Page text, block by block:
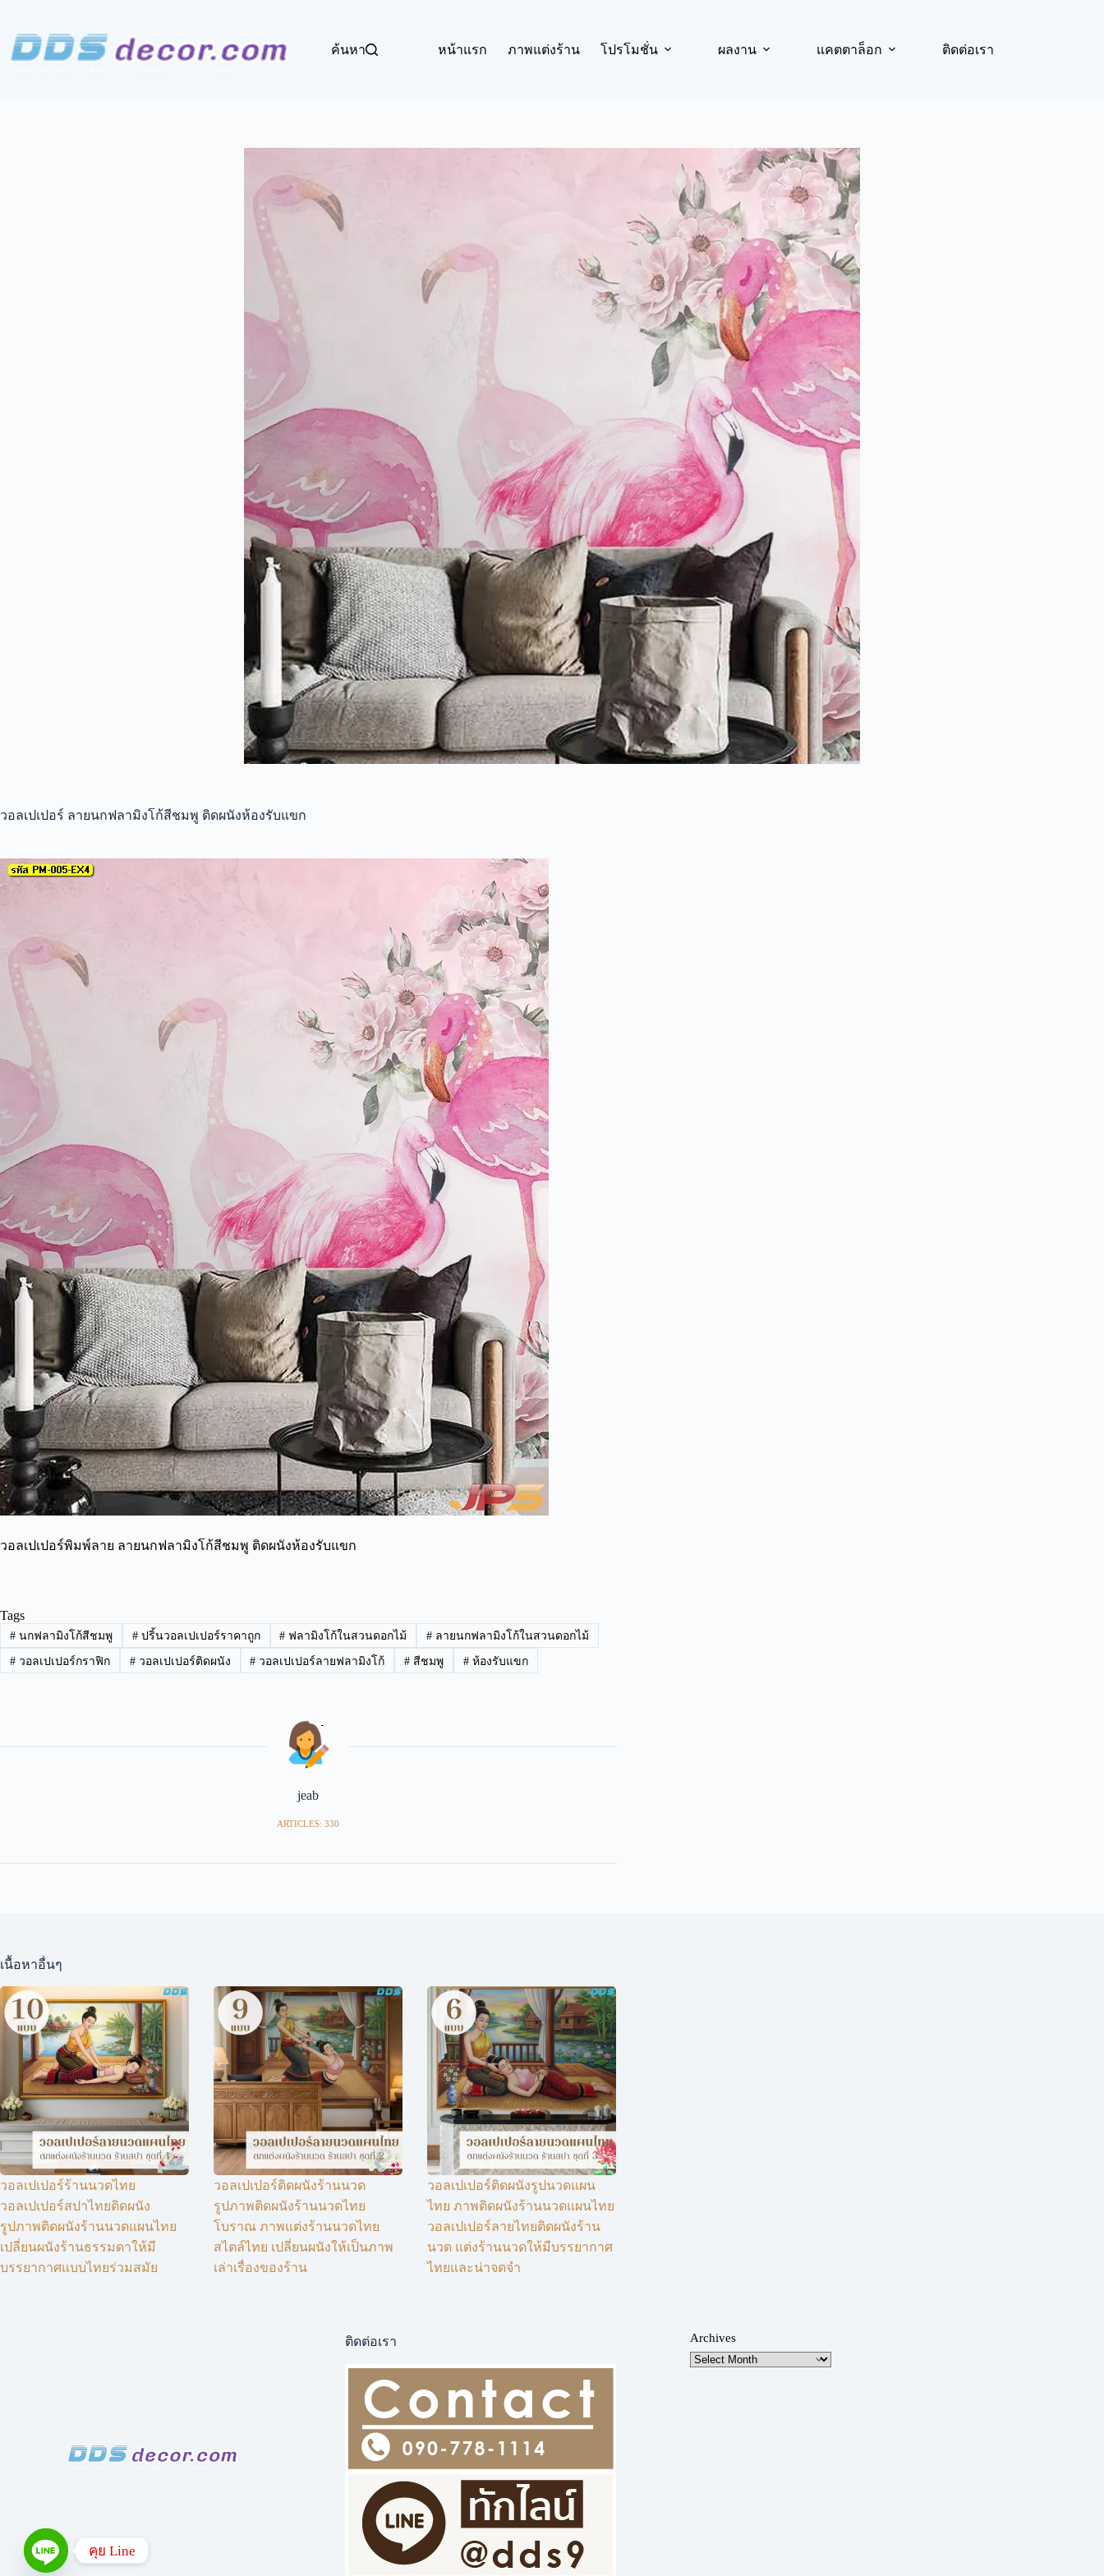
content
ค้นหา
หน้าแรก ภาพแต่งร้าน โปรโมชั่น ผลงาน แคตตาล็อก ติดต่อเรา
วอลเปเปอร์ ลายนกฟลามิงโก้สีชมพู ติดผนังห้องรับแขก
วอลเปเปอร์พิมพ์ลาย ลายนกฟลามิงโก้สีชมพู ติดผนังห้องรับแขก
Tags
#นกฟลามิงโก้สีชมพู #ปริ้นวอลเปเปอร์ราคาถูก # ฟลามิงโก้ในสวนดอกไม้ # ลายนกฟลามิงโก้ในสวนดอกไม้
#วอลเปเปอร์กราฟิก #วอลเปเปอร์ติดผนัง # วอลเปเปอร์ลายฟลามิงโก้ # สีชมพู # ห้องรับแขก
jeab
ARTICLES: 330
เนื้อหาอื่นๆ
วอลเปเปอร์ร้านนวดไทย
วอลเปเปอร์สปาไทยติดผนัง
รูปภาพติดผนังร้านนวดแผนไทย
เปลี่ยนผนังร้านธรรมดาให้มี
บรรยากาศแบบไทยร่วมสมัย
วอลเปเปอร์ติดผนังร้านนวด
รูปภาพติดผนังร้านนวดไทย
โบราณ ภาพแต่งร้านนวดไทย
สไตล์ไทย เปลี่ยนผนังให้เป็นภาพ
เล่าเรื่องของร้าน
วอลเปเปอร์ติดผนังรูปนวดแผน
ไทย ภาพติดผนังร้านนวดแผนไทย
วอลเปเปอร์ลายไทยติดผนังร้าน
นวด แต่งร้านนวดให้มีบรรยากาศ
ไทยและน่าจดจำ
ติดต่อเรา Archives
คุย Line